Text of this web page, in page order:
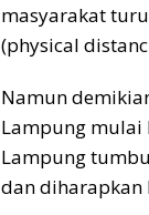
masyarakat
(physical
Namun
Lampung mulai
Lampung
dan